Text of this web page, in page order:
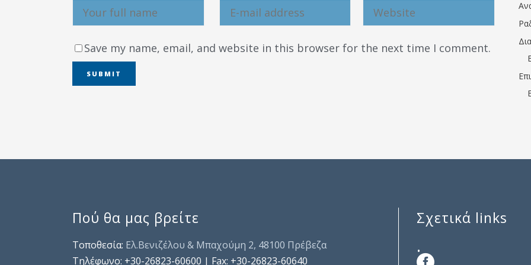
Save my name, email, and website in this browser for the next time I comment.
Πού θα μας βρείτε
Τοποθεσία: Ελ.Βενιζέλου & Μπαχούμη 2, 48100 Πρέβεζα
Τηλέφωνo: +30-26823-60600 | Fax: +30-26823-60640
Σχετικά links
.